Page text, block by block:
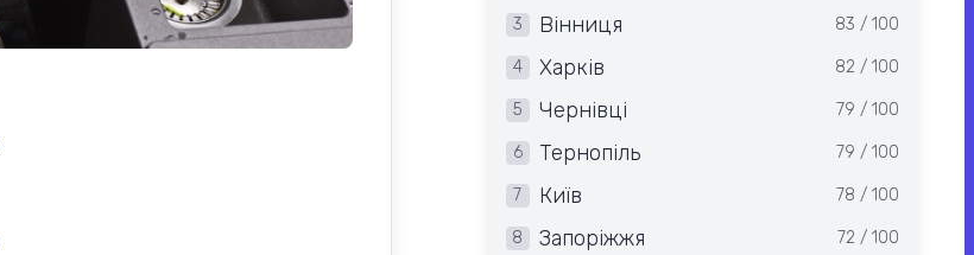
3 Вінниця 83 / 100
4 Харків 82 / 100
5 Чернівці 79 / 100
6 Тернопіль 79 / 100
7 Київ 78 / 100
8 Запоріжжя 72 / 100